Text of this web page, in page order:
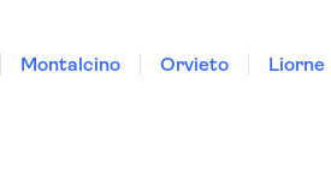
Montalcino Orvieto Liorne